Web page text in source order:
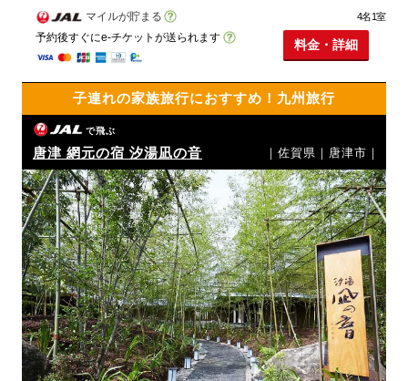
マイルが貯まる
予約後すぐにe-チケットが送られます
4名1室
料金・詳細
子連れの家族旅行におすすめ！九州旅行
で飛ぶ
唐津 網元の宿 汐湯凪の音 ｜佐賀県｜唐津市｜